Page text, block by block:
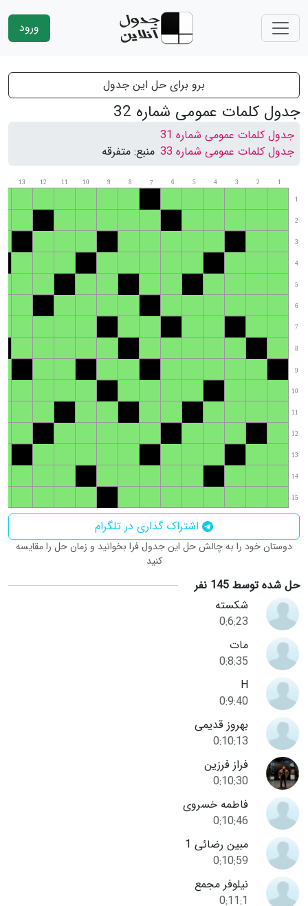
ورود
برو برای حل این جدول
جدول کلمات عمومی شماره 32
جدول کلمات عمومی شماره 31
جدول کلمات عمومی شماره 33
منبع: متفرقه
1
1
2
3
4
5
6
7
8
9
10
11
12
13
2
3
4
5
6
7
8
9
10
11
12
13
14
15
اشتراک گذاری در تلگرام
دوستان خود را به چالش حل این جدول فرا بخوانید و زمان حل را مقایسه
کنید
حل شده توسط 145 نفر
شکسته
0:6:23
مات
0:8:35
H
0:9:40
بهروز قدیمی
0:10:13
فراز فرزین
0:10:30
فاطمه خسروی
0:10:46
مبین رضائی 1
0:10:59
نیلوفر مجمع
0:11:1